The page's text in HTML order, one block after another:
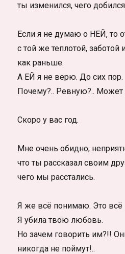
ты изменился, чего
Если я не думаю о НЕЙ, то
с той же теплотой,
как раньше.
А ЕЙ я не верю. До сих пор.
Почему?.. Ревную?.. Может
Скоро у вас год.
Мне очень обидно,
что ты рассказал своим
чего мы расстались.
Я же всё понимаю. Это всё
Я убила твою любовь.
Но зачем говорить им?!!
никогда не поймут!..